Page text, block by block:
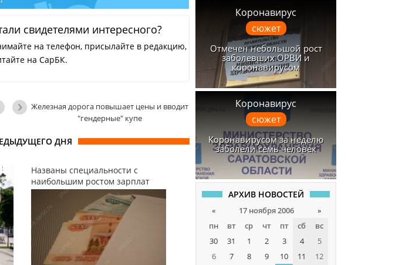
свидетелями интересного?
на телефон, присылайте в редакцию,
на СарБК.
Железная дорога повышает цены и вводит
"гендерные" купе
ДНЯ
Названы специальности с
наибольшим ростом зарплат
Коронавирус
сюжет
Отмечен небольшой рост
заболевших ОРВИ и
коронавирусом
Коронавирус
сюжет
Коронавирусом за неделю
заболели семь человек
АРХИВ НОВОСТЕЙ
« 17 ноября 2006
»
пн
вт ср чт пт сб
вс
30
31 1 2 3 4
5
6
7 8 9 10 11
12